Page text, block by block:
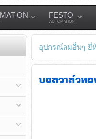
FESTO
AUTOMATION
อุปกรณ์ลมอื่นๆ ยี่
บอลวาล์วทอ